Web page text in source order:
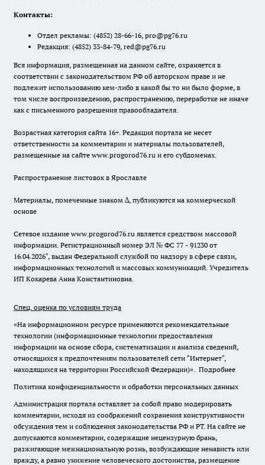
Контакты:
Отдел рекламы: (4852) 28-66-16, pro@pg76.ru
Редакция: (4852) 33-84-79, red@pg76.ru
Вся информация, размещенная на данном сайте, охраняется в
соответствии с законодательством РФ об авторском праве и не
подлежит использованию кем-либо в какой бы то ни было форме, в
том числе воспроизведению, распространению, переработке не иначе
как с письменного разрешения правообладателя.
Возрастная категория сайта 16+. Редакция портала не несет
ответственности за комментарии и материалы пользователей,
размещенные на сайте www.progorod76.ru и его субдоменах.
Распространение листовок в Ярославле
Материалы, помеченные знаком ∆, публикуются на коммерческой
основе
Сетевое издание www.progorod76.ru является средством массовой
информации. Регистрационный номер ЭЛ № ФС 77 - 91230 от
16.04.2026", выдан Федеральной службой по надзору в сфере связи,
информационных технологий и массовых коммуникаций. Учредитель
ИП Кокарева Анна Константиновна.
Спец. оценка по условиям труда
«На информационном ресурсе применяются рекомендательные
технологии (информационные технологии предоставления
информации на основе сбора, систематизации и анализа сведений,
относящихся к предпочтениям пользователей сети "Интернет",
находящихся на территории Российской Федерации)». Подробнее
Политика конфиденциальности и обработки персональных данных
Администрация портала оставляет за собой право модерировать
комментарии, исходя из соображений сохранения конструктивности
обсуждения тем и соблюдения законодательства РФ и РТ. На сайте не
допускаются комментарии, содержащие нецензурную брань,
разжигающие межнациональную рознь, возбуждающие ненависть или
вражду, а равно унижение человеческого достоинства, размещение